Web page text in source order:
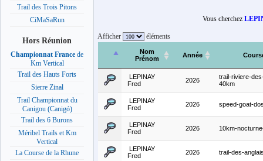
Trail des Trois Pitons
CiMaSaRun
Hors Réunion
Championnat France de
Km Vertical
Trail des Hauts Forts
Sierre Zinal
Trail Championnat du
Canigou (Canigó)
Trail des 6 Burons
Méribel Trails et Km
Vertical
La Course de la Rhune
Vous cherchez
Afficher éléments
Nom
Prénom
Année
LEPINAY
Fred
2026
trail-riviere-
40km
LEPINAY
Fred
2026 speed-goat-
LEPINAY
Fred
2026 10km-
LEPINAY
Fred
2026 trail-des-